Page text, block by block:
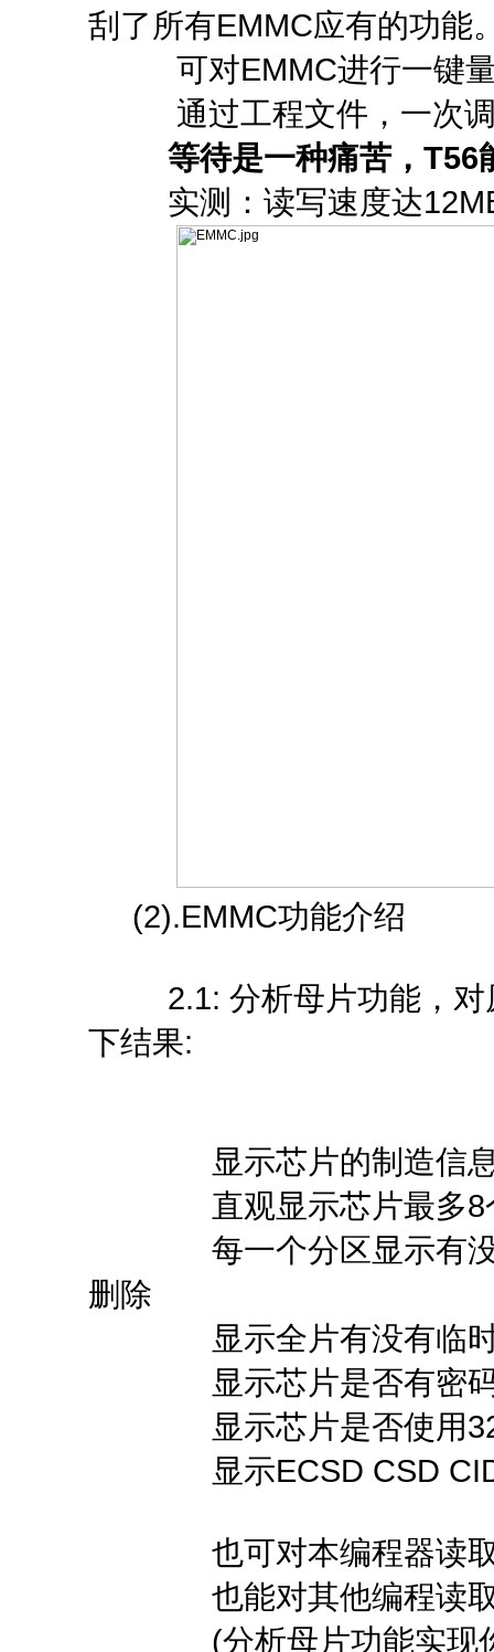
刮了所有EMMC应有的功能
可对EMMC进行一键量
通过工程文件，一次
等待是一种痛苦，T56
实测：读写速度达
(2).EMMC功能介绍
2.1: 分析母片功能，对
下结果:
显示芯片的制造信
直观显示芯片最多8个
每一个分区显示有没有
删除
显示全片有没有临时
显示芯片是否有密码
显示芯片是否使用32位
显示ECSD CSD CID
也可对本编程器读取
也能对其他编程读取的
(分析母片功能实现你